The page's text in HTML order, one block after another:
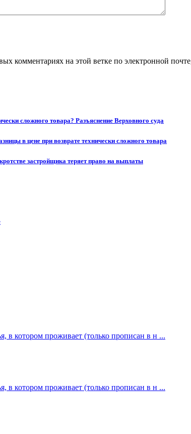
комментариях на этой ветке по электронной
сложного товара? Разъяснение Верховного суда
в цене при возврате технически сложного товара
застройщика теряет право на выплаты
в котором проживает (только прописан в н ...
в котором проживает (только прописан в н ...